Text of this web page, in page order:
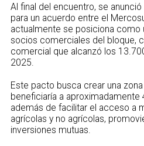
Al final del encuentro, se
para un acuerdo entre el
actualmente se posiciona como
socios comerciales del bloque,
comercial que alcanzó los
2025.
Este pacto busca crear una
beneficiaría a aproximadamente
además de facilitar el acceso a
agrícolas y no agrícolas,
inversiones mutuas.